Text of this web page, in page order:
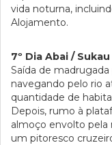
vida noturna,
Alojamento.
7º Dia Abai / Sukau
Saída de
navegando pelo rio
quantidade de
Depois, rumo à
almoço envolto pela
um pitoresco